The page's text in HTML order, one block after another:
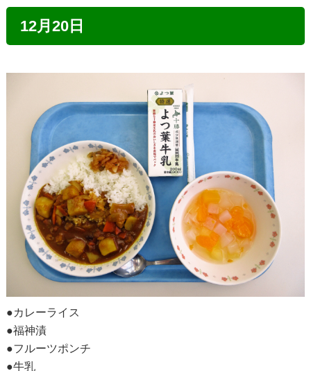
12月20日
●カレーライス
●福神漬
●フルーツポンチ
●牛乳